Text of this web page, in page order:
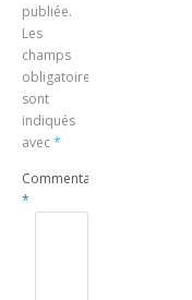
publiée.
Les
champs
obligatoires
sont
indiqués
avec*
Commentaire
*